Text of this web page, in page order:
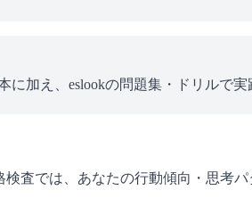
加え、eslookの問題集・ドリルで実
査では、あなたの行動傾向・思考